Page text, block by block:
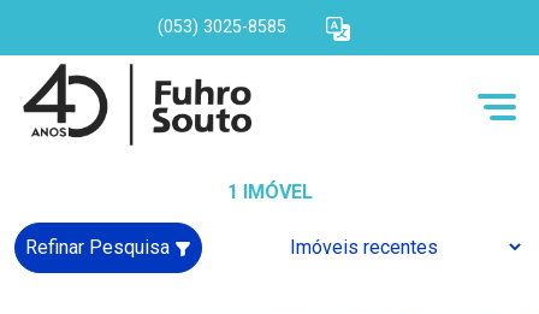
(053) 3025-8585
1 IMÓVEL
Refinar Pesquisa